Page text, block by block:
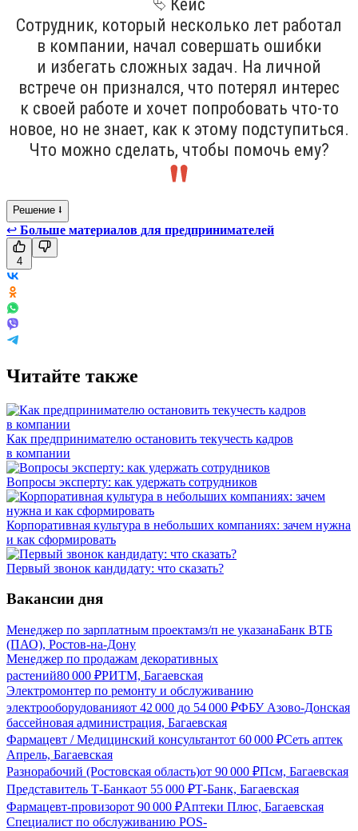
⮱ Кейс
Сотрудник, который несколько лет работал
в компании, начал совершать ошибки
и избегать сложных задач. На личной
встрече он признался, что потерял интерес
к своей работе и хочет попробовать что-то
новое, но не знает, как к этому подступиться.
Что можно сделать, чтобы помочь ему?
Решение ⭣
↩ Больше материалов для предпринимателей
4
Читайте также
Как предпринимателю остановить текучесть кадров
в компании
Вопросы эксперту: как удержать сотрудников
Корпоративная культура в небольших компаниях: зачем нужна
и как сформировать
Первый звонок кандидату: что сказать?
Вакансии дня
Менеджер по зарплатным проектамз/п не указанаБанк ВТБ
(ПАО), Ростов-на-Дону
Менеджер по продажам декоративных
растений80 000 ₽РИТМ, Багаевская
Электромонтер по ремонту и обслуживанию
электрооборудованияот 42 000 до 54 000 ₽ФБУ Азово-Донская
бассейновая администрация, Багаевская
Фармацевт / Медицинский консультантот 60 000 ₽Сеть аптек
Апрель, Багаевская
Разнорабочий (Ростовская область)от 90 000 ₽Псм, Багаевская
Представитель Т-Банкаот 55 000 ₽Т-Банк, Багаевская
Фармацевт-провизорот 90 000 ₽Аптеки Плюс, Багаевская
Специалист по обслуживанию POS-